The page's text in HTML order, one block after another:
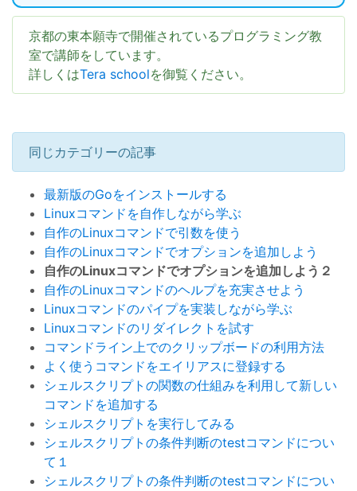
京都の東本願寺で開催されているプログラミング教
室で講師をしています。
詳しくはTera schoolを御覧ください。
同じカテゴリーの記事
最新版のGoをインストールする
Linuxコマンドを自作しながら学ぶ
自作のLinuxコマンドで引数を使う
自作のLinuxコマンドでオプションを追加しよう
自作のLinuxコマンドでオプションを追加しよう２
自作のLinuxコマンドのヘルプを充実させよう
Linuxコマンドのパイプを実装しながら学ぶ
Linuxコマンドのリダイレクトを試す
コマンドライン上でのクリップボードの利用方法
よく使うコマンドをエイリアスに登録する
シェルスクリプトの関数の仕組みを利用して新しい
コマンドを追加する
シェルスクリプトを実行してみる
シェルスクリプトの条件判断のtestコマンドについ
て１
シェルスクリプトの条件判断のtestコマンドについ